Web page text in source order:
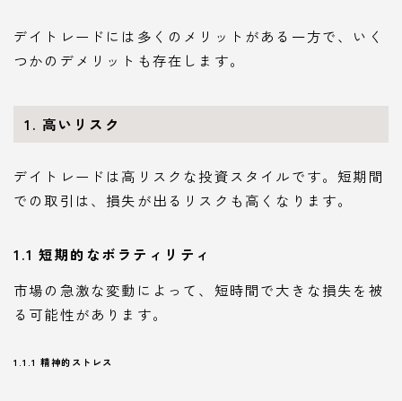
デイトレードには多くのメリットがある一方で、いく
つかのデメリットも存在します。
1. 高いリスク
デイトレードは高リスクな投資スタイルです。短期間
での取引は、損失が出るリスクも高くなります。
1.1 短期的なボラティリティ
市場の急激な変動によって、短時間で大きな損失を被
る可能性があります。
1.1.1 精神的ストレス